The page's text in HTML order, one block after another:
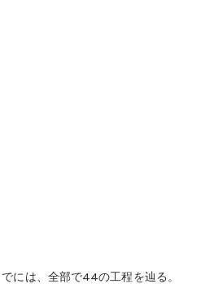
には、全部で44の工程を辿る。